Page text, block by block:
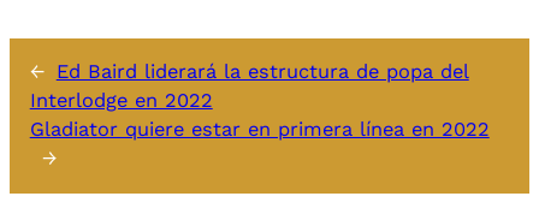
← Ed Baird liderará la estructura de popa del
Interlodge en 2022
Gladiator quiere estar en primera línea en 2022
→